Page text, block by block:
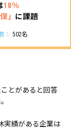
18％
」 に課題
： 502名
とがあると回答
実績がある企業は